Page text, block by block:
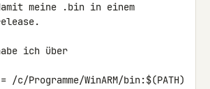
meine .bin in einem
ich über
/c/Programme/WinARM/bin:$(PATH)